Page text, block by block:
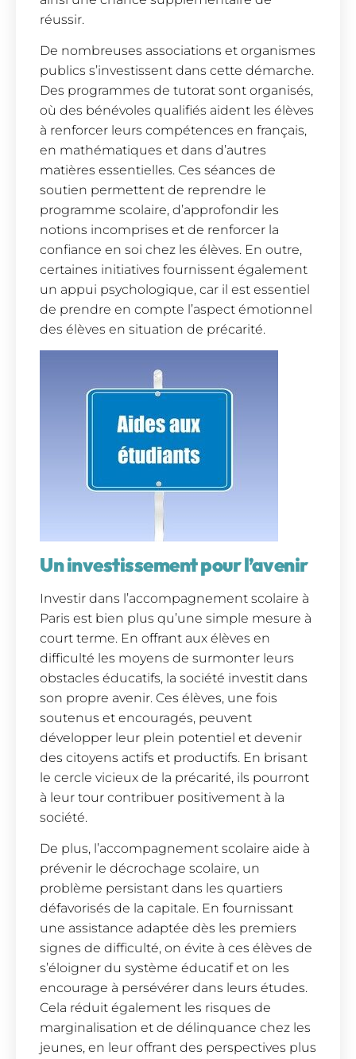
réussir.
De nombreuses associations et organismes
publics s’investissent dans cette démarche.
Des programmes de tutorat sont organisés,
où des bénévoles qualifiés aident les élèves
à renforcer leurs compétences en français,
en mathématiques et dans d’autres
matières essentielles. Ces séances de
soutien permettent de reprendre le
programme scolaire, d’approfondir les
notions incomprises et de renforcer la
confiance en soi chez les élèves. En outre,
certaines initiatives fournissent également
un appui psychologique, car il est essentiel
de prendre en compte l’aspect émotionnel
des élèves en situation de précarité.
Un investissement pour l’avenir
Investir dans l’accompagnement scolaire à
Paris est bien plus qu’une simple mesure à
court terme. En offrant aux élèves en
difficulté les moyens de surmonter leurs
obstacles éducatifs, la société investit dans
son propre avenir. Ces élèves, une fois
soutenus et encouragés, peuvent
développer leur plein potentiel et devenir
des citoyens actifs et productifs. En brisant
le cercle vicieux de la précarité, ils pourront
à leur tour contribuer positivement à la
société.
De plus, l’accompagnement scolaire aide à
prévenir le décrochage scolaire, un
problème persistant dans les quartiers
défavorisés de la capitale. En fournissant
une assistance adaptée dès les premiers
signes de difficulté, on évite à ces élèves de
s’éloigner du système éducatif et on les
encourage à persévérer dans leurs études.
Cela réduit également les risques de
marginalisation et de délinquance chez les
jeunes, en leur offrant des perspectives plus